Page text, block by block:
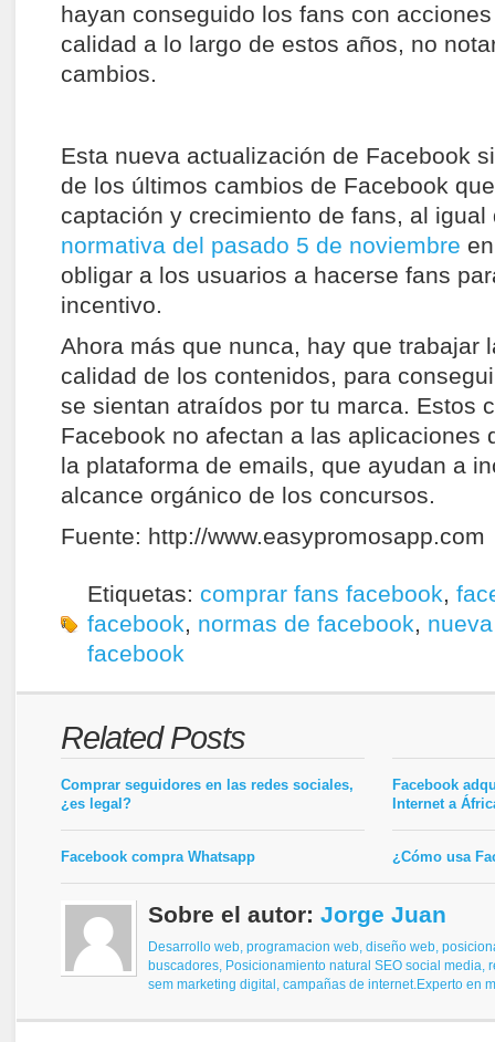
hayan conseguido los fans con
calidad a lo largo de estos años, no
cambios.
Esta nueva actualización de Facebook
de los últimos cambios de Facebook
captación y crecimiento de fans, al
normativa del pasado 5 de noviembre
obligar a los usuarios a hacerse fans
incentivo.
Ahora más que nunca, hay que trabajar
calidad de los contenidos, para
se sientan atraídos por tu marca. Estos
Facebook no afectan a las aplicaciones
la plataforma de emails, que ayudan a
alcance orgánico de los concursos.
Fuente: http://www.easypromosapp.com
Etiquetas: comprar fans facebook,
facebook, normas de facebook,
facebook
Related Posts
Comprar seguidores en las redes sociales,
¿es legal?
Facebook
Internet a
Facebook compra Whatsapp ¿Cómo usa
Sobre el autor: Jorge Juan
Desarrollo web, programacion web, diseño web,
buscadores, Posicionamiento natural SEO social media,
sem marketing digital, campañas de internet.Experto en